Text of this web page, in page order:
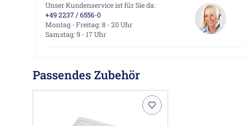
Unser Kundenservice ist für Sie da:
+49 2237 / 6556-0
Montag - Freitag: 8 - 20 Uhr
Samstag: 9 - 17 Uhr
Passendes Zubehör